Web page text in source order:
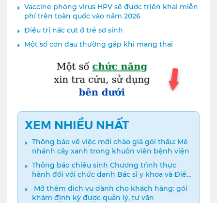
Vaccine phòng virus HPV sẽ được triển khai miễn
phí trên toàn quốc vào năm 2026
Điều trị nấc cụt ở trẻ sơ sinh
Một số cơn đau thường gặp khi mang thai
XEM NHIỀU NHẤT
Thông báo về việc mời chào giá gói thầu: Mé
nhánh cây xanh trong khuôn viên bệnh viện
Thông báo chiêu sinh Chương trình thực
hành đối với chức danh Bác sĩ y khoa và Điều
dưỡng năm 2024
️ Mở thêm dịch vụ dành cho khách hàng: gói
khám định kỳ được quản lý, tư vấn